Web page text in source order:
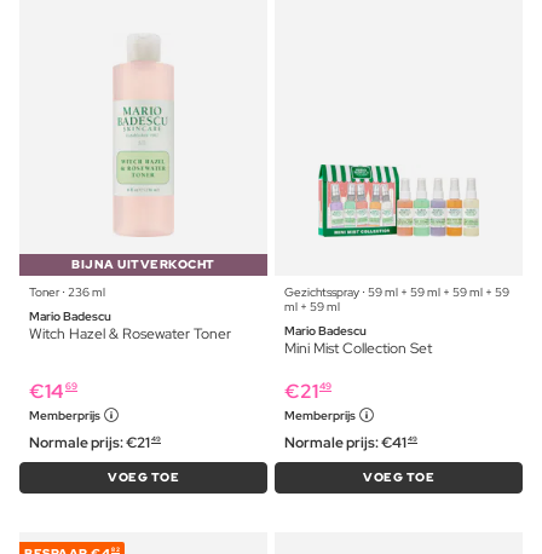
BIJNA UITVERKOCHT
Toner ⋅ 236 ml
Mario Badescu
Witch Hazel & Rosewater Toner
€14 69
Memberprijs
Normale prijs:€2149
VOEG TOE
Gezichtsspray ⋅ 59 ml + 59 ml + 59 ml + 59
ml + 59 ml
Mario Badescu
Mini Mist Collection Set
€2149
Memberprijs
Normale prijs:€4149
VOEG TOE
82